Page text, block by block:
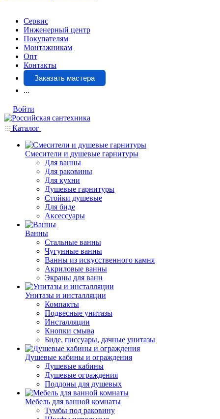
Сервис
Инженерный центр
Покупателям
Монтажникам
Опт
Контакты
Заказать мастера
...
Войти
Каталог
Смесители и душевые гарнитуры
Для ванны
Для раковины
Для кухни
Душевые гарнитуры
Стойки душевые
Для биде
Аксессуары
Ванны
Стальные ванны
Чугунные ванны
Ванны из искусственного камня
Акриловые ванны
Экраны для ванн
Унитазы и инсталляции
Компакты
Подвесные унитазы
Инсталляции
Кнопки смыва
Биде, писсуары, дачные унитазы
Душевые кабины и ограждения
Душевые кабины
Душевые ограждения
Поддоны для душевых
Мебель для ванной комнаты
Тумбы под раковину